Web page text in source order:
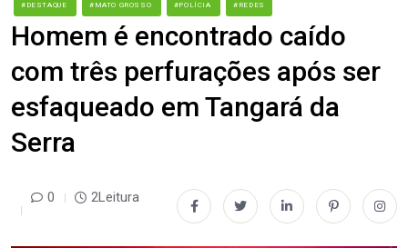
#DESTAQUE #MATO GROSSO #POLÍCIA #REDES
Homem é encontrado caído
com três perfurações após ser
esfaqueado em Tangará da
Serra
0 2Leitura